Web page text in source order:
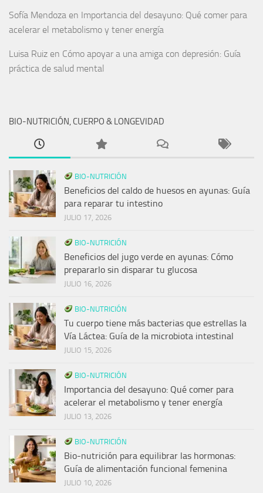
Sofía Mendoza en Importancia del desayuno: Qué comer para
acelerar el metabolismo y tener energía
Luisa Ruiz en Cómo apoyar a una amiga con depresión: Guía
práctica de salud mental
BIO-NUTRICIÓN, CUERPO & LONGEVIDAD
BIO-NUTRICIÓN
Beneficios del caldo de huesos en ayunas: Guía
para reparar tu intestino
JULIO 17, 2026
BIO-NUTRICIÓN
Beneficios del jugo verde en ayunas: Cómo
prepararlo sin disparar tu glucosa
JULIO 16, 2026
BIO-NUTRICIÓN
Tu cuerpo tiene más bacterias que estrellas la
Vía Láctea: Guía de la microbiota intestinal
JULIO 15, 2026
BIO-NUTRICIÓN
Importancia del desayuno: Qué comer para
acelerar el metabolismo y tener energía
JULIO 13, 2026
BIO-NUTRICIÓN
Bio-nutrición para equilibrar las hormonas:
Guía de alimentación funcional femenina
JULIO 10, 2026